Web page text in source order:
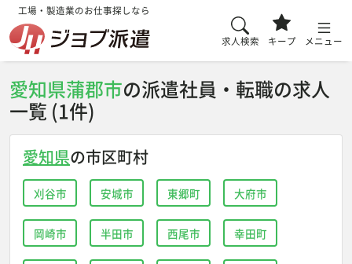
工場・製造業のお仕事探しなら
求人検索 キープ メニュー
愛知県蒲郡市の派遣社員・転職の求人
一覧 (1件)
愛知県の市区町村
刈谷市 安城市 東郷町 大府市
岡崎市 半田市 西尾市 幸田町